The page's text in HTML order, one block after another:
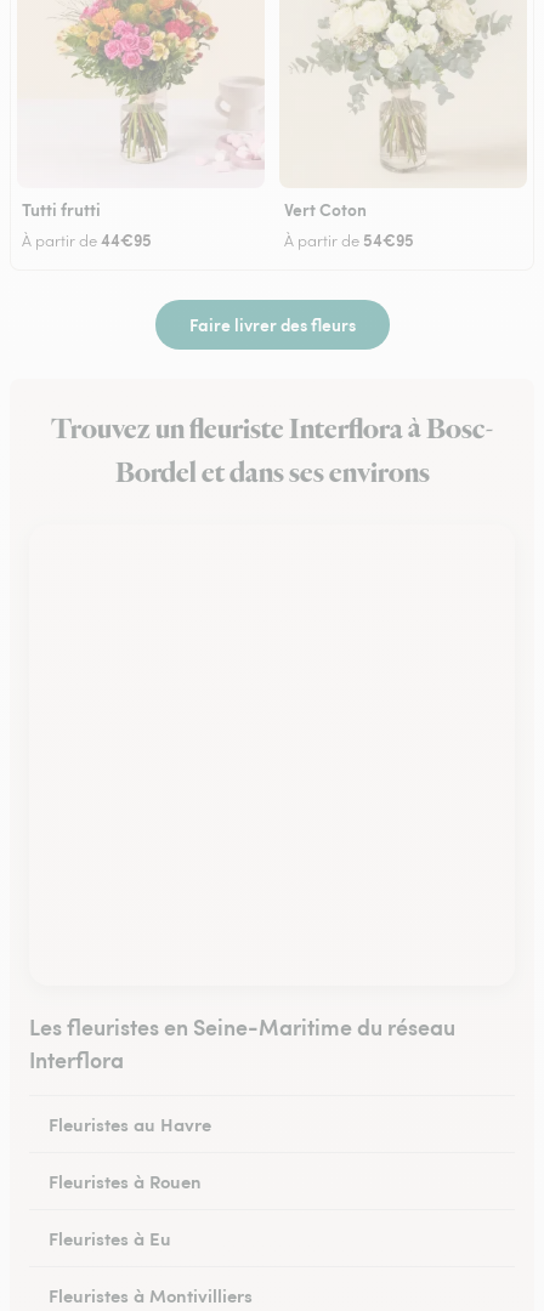
Tutti frutti
À partir de44€95
Vert Coton
À partir de 54€95
Faire livrer des fleurs
Trouvez un fleuriste Interflora à Bosc-
Bordel et dans ses environs
Les fleuristes en Seine-Maritime du réseau
Interflora
Fleuristes au Havre
Fleuristes à Rouen
Fleuristes à Eu
Fleuristes à Montivilliers